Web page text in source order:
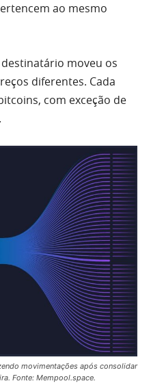
ao mesmo
moveu os
diferentes. Cada
com exceção de
movimentações após consolidar
Fonte: Mempool.space.